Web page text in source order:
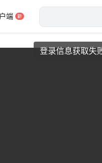
端
登录信息获取失